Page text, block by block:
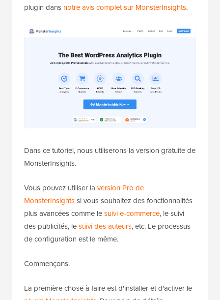
plugin dans notre avis complet sur MonsterInsights.
Dans ce tutoriel, nous utiliserons la version gratuite de
MonsterInsights.
Vous pouvez utiliser la version Pro de
MonsterInsightssi vous souhaitez des fonctionnalités
plus avancées comme lesuivi e-commerce, le suivi
des publicités, lesuivi des auteurs, etc. Le processus
de configuration est le même.
Commençons.
La première chose à faire est d'installer et d'activer le